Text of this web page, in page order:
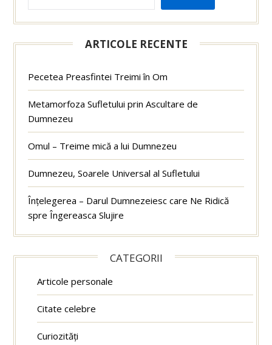
ARTICOLE RECENTE
Pecetea Preasfintei Treimi în Om
Metamorfoza Sufletului prin Ascultare de
Dumnezeu
Omul – Treime mică a lui Dumnezeu
Dumnezeu, Soarele Universal al Sufletului
Înțelegerea – Darul Dumnezeiesc care Ne Ridică
spre Îngereasca Slujire
CATEGORII
Articole personale
Citate celebre
Curiozități